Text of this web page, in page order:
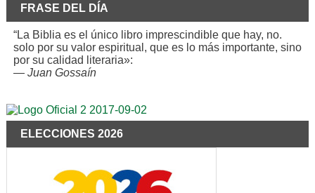
FRASE DEL DÍA
“La Biblia es el único libro imprescindible que hay, no.
solo por su valor espiritual, que es lo más importante, sino
por su calidad literaria»:
— Juan Gossaín
ELECCIONES 2026